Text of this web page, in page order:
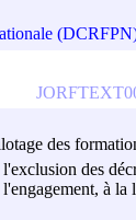
des
des
à